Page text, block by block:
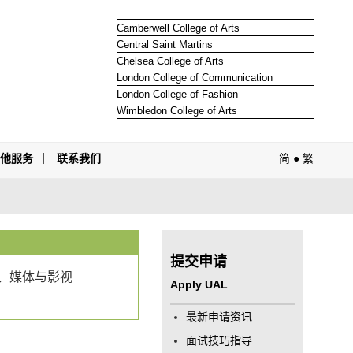
Camberwell College of Arts
Central Saint Martins
Chelsea College of Arts
London College of Communication
London College of Fashion
Wimbledon College of Arts
服务 联系我们 简 ● 繁
媒体与影视
提交申请
Apply UAL
最新申请资讯
面试技巧指导